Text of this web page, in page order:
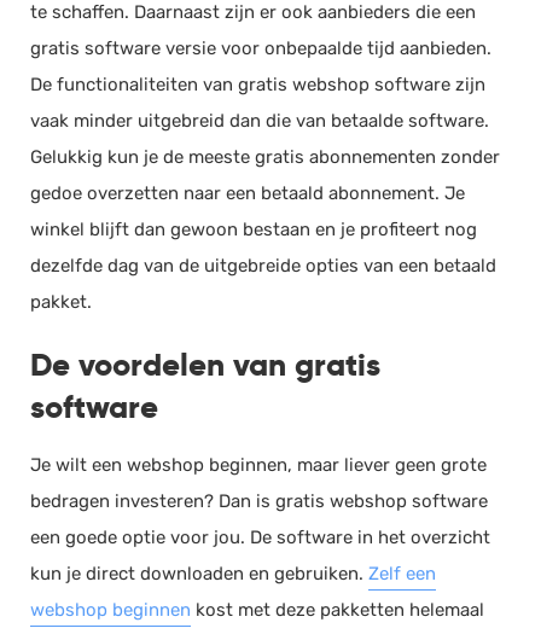
te schaffen. Daarnaast zijn er ook aanbieders die een
gratis software versie voor onbepaalde tijd aanbieden.
De functionaliteiten van gratis webshop software zijn
vaak minder uitgebreid dan die van betaalde software.
Gelukkig kun je de meeste gratis abonnementen zonder
gedoe overzetten naar een betaald abonnement. Je
winkel blijft dan gewoon bestaan en je profiteert nog
dezelfde dag van de uitgebreide opties van een betaald
pakket.
De voordelen van gratis
software
Je wilt een webshop beginnen, maar liever geen grote
bedragen investeren? Dan is gratis webshop software
een goede optie voor jou. De software in het overzicht
kun je direct downloaden en gebruiken. Zelf een
webshop beginnen kost met deze pakketten helemaal